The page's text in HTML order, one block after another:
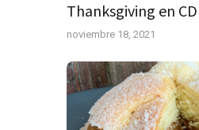
Thanksgiving en
noviembre 18, 2021